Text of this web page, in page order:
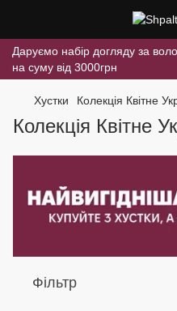
Даруємо набір догляду за
на суму від 3000грн
Хустки Колекція Квітне
Колекція Квітне
Фільтр